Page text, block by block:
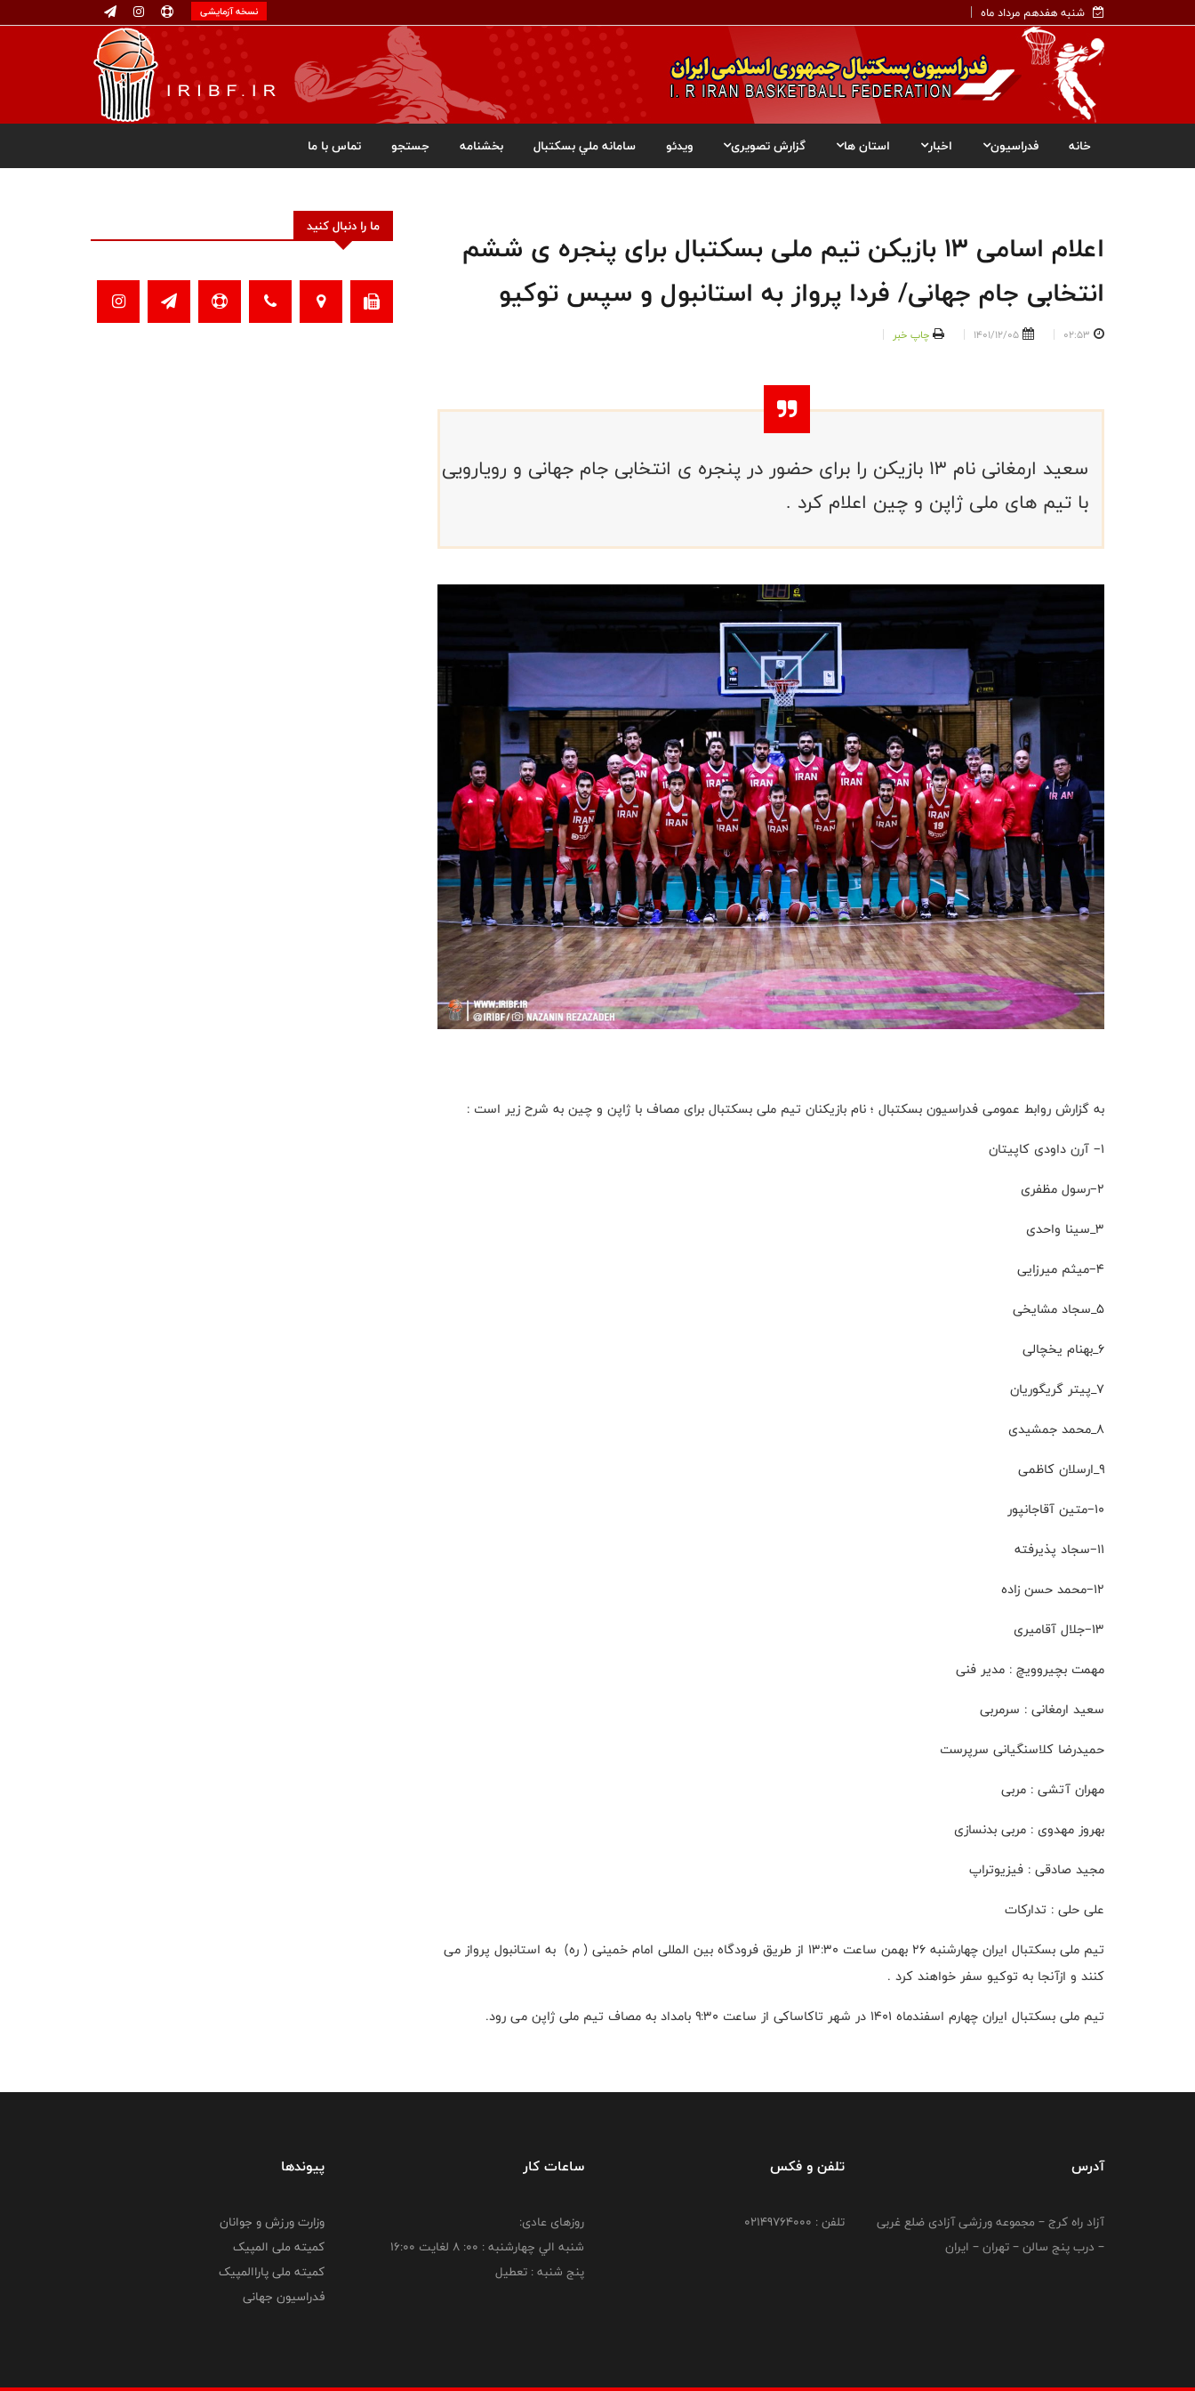
شنبه هفدهم مرداد ماه نسخه آزمایشی
خانه فدراسیون اخبار استان ها گزارش تصویری ویدئو سامانه ملي بسکتبال بخشنامه جستجو تماس با ما
اعلام اسامی ۱۳ بازیکن تیم ملی بسکتبال برای پنجره ی ششم
انتخابی جام جهانی/ فردا پرواز به استانبول و سپس توکیو
02:53
1401/12/05 چاپ خبر
سعید ارمغانی نام ۱۳ بازیکن را برای حضور در پنجره ی انتخابی جام جهانی و رویارویی
با تیم های ملی ژاپن و چین اعلام کرد .
به گزارش روابط عمومی فدراسیون بسکتبال ؛ نام بازیکنان تیم ملی بسکتبال برای مصاف با ژاپن و چین به شرح زیر است :
۱– آرن داودی کاپیتان
۲–رسول مظفری
۳_سینا واحدی
۴–میثم میرزایی
۵_سجاد مشایخی
۶_بهنام یخچالی
۷_پیتر گریگوریان
۸_محمد جمشیدی
۹_ارسلان کاظمی
۱۰–متین آقاجانپور
۱۱–سجاد پذیرفته
۱۲–محمد حسن زاده
۱۳–جلال آقامیری
مهمت بچیروویچ : مدیر فنی
سعید ارمغانی : سرمربی
حمیدرضا کلاسنگیانی سرپرست
مهران آتشی : مربی
بهروز مهدوی : مربی بدنسازی
مجید صادقی : فیزیوتراپ
علی حلی : تدارکات
تیم ملی بسکتبال ایران چهارشنبه ۲۶ بهمن ساعت ۱۳:۳۰ از طریق فرودگاه بین المللی امام خمینی ( ره) به استانبول پرواز می
کنند و ازآنجا به توکیو سفر خواهند کرد .
تیم ملی بسکتبال ایران چهارم اسفندماه ۱۴۰۱ در شهر تاکاساکی از ساعت ۹:۳۰ بامداد به مصاف تیم ملی ژاپن می رود.
ما را دنبال کنید
آدرس
آزاد راه کرج – مجموعه ورزشی آزادی ضلع غربی
– درب پنج سالن – تهران – ایران
تلفن و فکس
تلفن : 02149764000
ساعات کار
روزهای عادی:
شنبه الي چهارشنبه : 00: 8 لغايت 16:00
پنج شنبه : تعطیل
پیوندها
وزارت ورزش و جوانان
کمیته ملی المپیک
کمیته ملی پاراالمپیک
فدراسیون جهانی